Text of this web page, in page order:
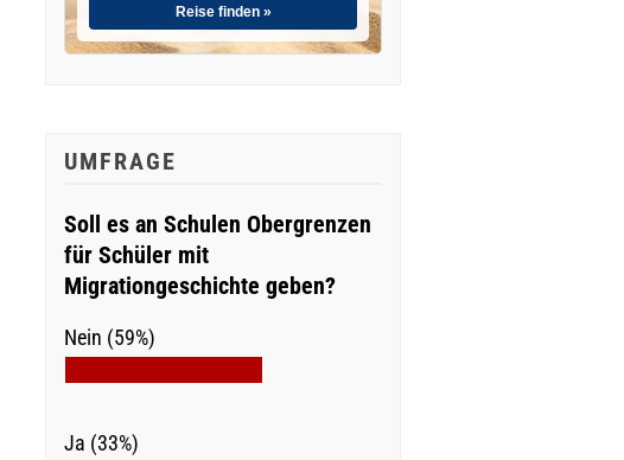
Reise finden »
UMFRAGE
Soll es an Schulen Obergrenzen
für Schüler mit
Migrationgeschichte geben?
Nein (59%)
Ja (33%)